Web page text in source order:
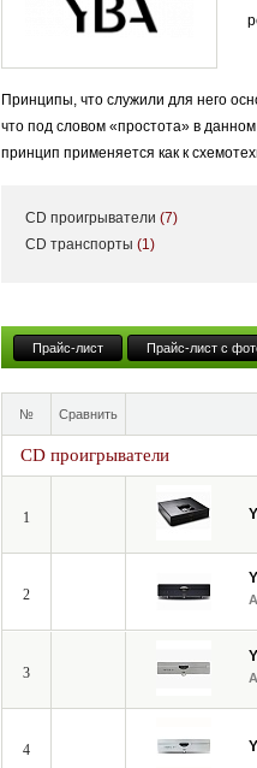
Принципы, что служили для него
что под словом «простота» в
принцип применяется как к
«Честно говоря, я не знаю, что
основатель компании YBA Audio.
системы — воспроизводить музыку
CD проигрыватели (7)
CD транспорты (1)
Прайс-лист Прайс-лист с
№ Сравнить
CD проигрыватели
1
2
3
4